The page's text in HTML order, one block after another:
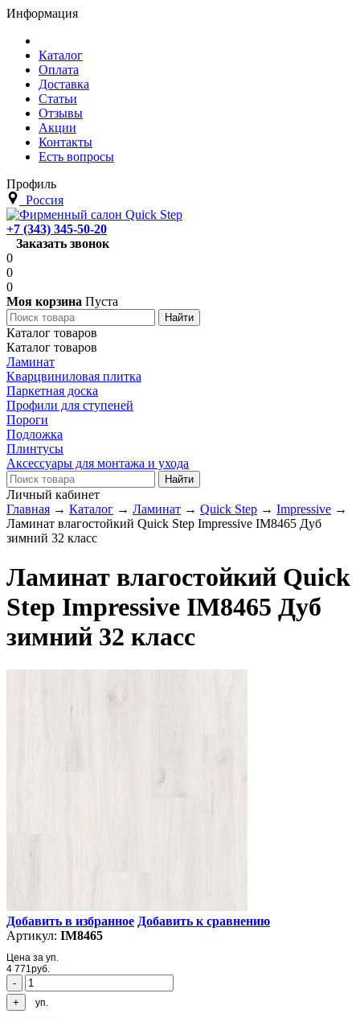
Информация
Каталог
Оплата
Доставка
Статьи
Отзывы
Акции
Контакты
Есть вопросы
Профиль
Россия
+7 (343) 345-50-20
Заказать звонок
0
0
0
Моя корзина Пуста
Каталог товаров
Каталог товаров
Ламинат
Кварцвиниловая плитка
Паркетная доска
Профили для ступеней
Пороги
Подложка
Плинтусы
Аксессуары для монтажа и ухода
Личный кабинет
Главная → Каталог → Ламинат → Quick Step → Impressive →
Ламинат влагостойкий Quick Step Impressive IM8465 Дуб
зимний 32 класс
Ламинат влагостойкий Quick
Step Impressive IM8465 Дуб
зимний 32 класс
Добавить в избранное Добавить к сравнению
Артикул: IM8465
Цена за уп.
4 771руб.
уп.